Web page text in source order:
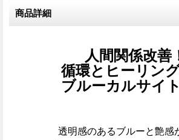
商品詳細
人間関係改善
循環とヒーリン
ブルーカルサイ
透明感のあるブルーと艶感